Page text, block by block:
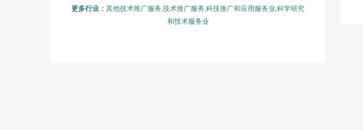
更多行业： 其他技术推广服务,技术推广服务,科技推广和应用服务业,科学研究
和技术服务业